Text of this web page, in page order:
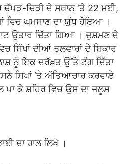
ਚੱਪੜ-ਚਿੜੀ ਦੇ ਸਥਾਨ ‘ਤੇ 22 ਮਈ,
ਵਿਚ ਘਮਸਾਣ ਦਾ ਯੁੱਧ ਹੋਇਆ ।
ਉਤਾਰ ਦਿੱਤਾ ਗਿਆ । ਦੁਸ਼ਮਣ ਦੇ
ਸਿੱਖਾਂ ਦੀਆਂ ਤਲਵਾਰਾਂ ਦੇ ਸ਼ਿਕਾਰ
ਨੂੰ ਇਕ ਦਰੱਖ਼ਤ ਉੱਤੇ ਟੰਗ ਦਿੱਤਾ
ਸਿੱਖਾਂ ‘ਤੇ ਅੱਤਿਆਚਾਰ ਕਰਵਾਏ
ਪਾ ਕੇ ਸ਼ਹਿਰ ਵਿਚ ਉਸ ਦਾ ਜਲੂਸ
ਦਾ ਹਾਲ ਲਿਖੋ ।